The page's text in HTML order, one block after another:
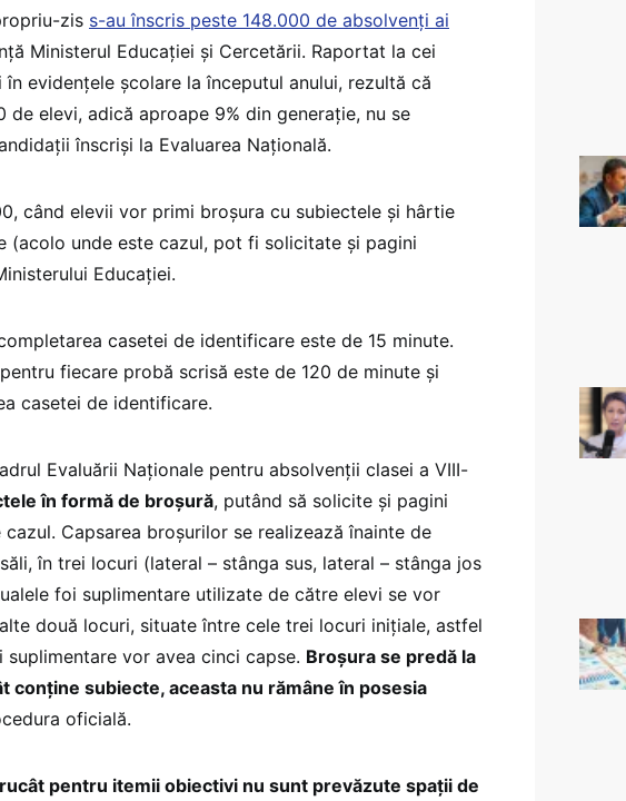
zis s-au înscris peste 148.000 de absolvenți ai
Ministerul Educației și Cercetării. Raportat la cei
în evidențele școlare la începutul anului, rezultă că
de elevi, adică aproape 9% din generație, nu se
înscriși la Evaluarea Națională.
când elevii vor primi broșura cu subiectele și hârtie
(acolo unde este cazul, pot fi solicitate și pagini
Educației.
casetei de identificare este de 15 minute.
fiecare probă scrisă este de 120 de minute şi
casetei de identificare.
Evaluării Naționale pentru absolvenții clasei a VIII-
în formă de broşură, putând să solicite şi pagini
Capsarea broşurilor se realizează înainte de
în trei locuri (lateral – stânga sus, lateral – stânga jos
foi suplimentare utilizate de către elevi se vor
două locuri, situate între cele trei locuri inițiale, astfel
vor avea cinci capse. Broşura se predă la
conține subiecte, aceasta nu rămâne în posesia
oficială.
pentru itemii obiectivi nu sunt prevăzute spații de